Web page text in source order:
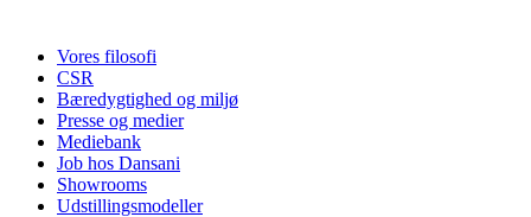
Vores filosofi
CSR
Bæredygtighed og miljø
Presse og medier
Mediebank
Job hos Dansani
Showrooms
Udstillingsmodeller